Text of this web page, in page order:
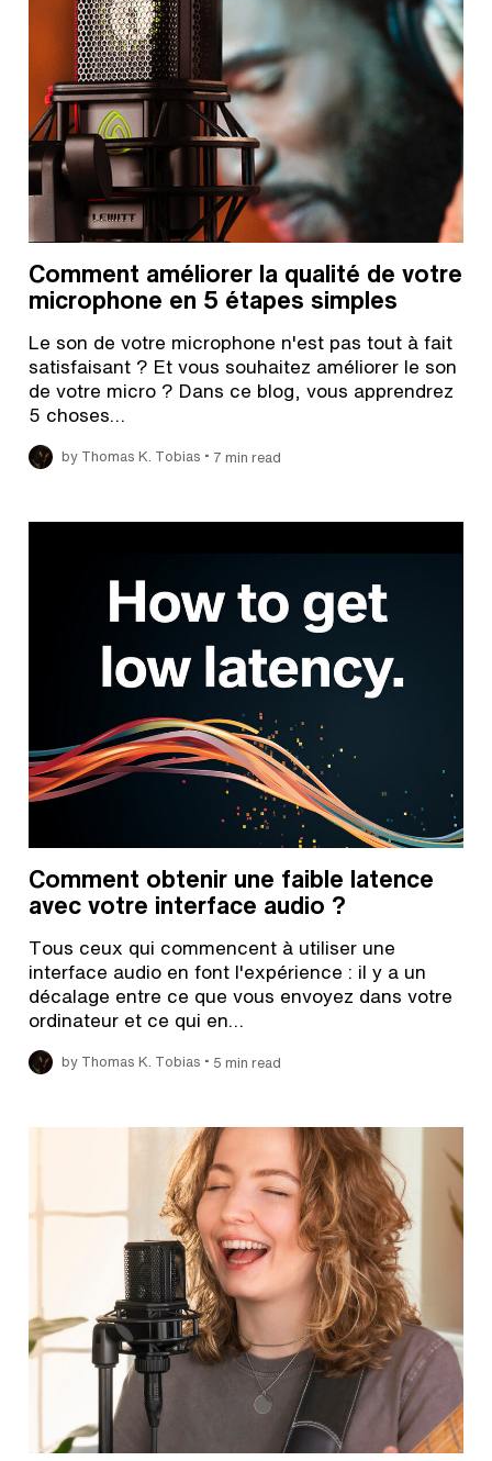
Comment améliorer la qualité de votre
microphone en 5 étapes simples
Le son de votre microphone n'est pas tout à fait
satisfaisant ? Et vous souhaitez améliorer le son
de votre micro ? Dans ce blog, vous apprendrez
5 choses…
by Thomas K. Tobias • 7 min read
Comment obtenir une faible latence
avec votre interface audio ?
Tous ceux qui commencent à utiliser une
interface audio en font l'expérience : il y a un
décalage entre ce que vous envoyez dans votre
ordinateur et ce qui en…
by Thomas K. Tobias • 5 min read